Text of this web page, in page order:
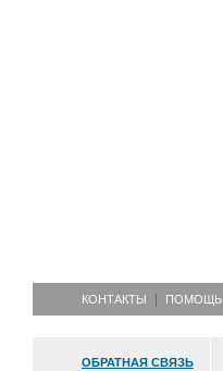
КОНТАКТЫ ПОМОЩЬ
ОБРАТНАЯ СВЯЗЬ